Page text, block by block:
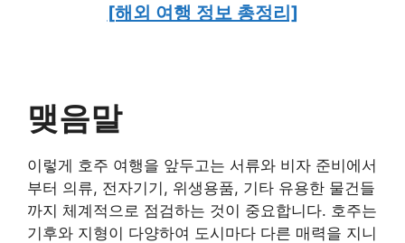
[해외 여행 정보 총정리]
맺음말
이렇게 호주 여행을 앞두고는 서류와 비자 준비에서
부터 의류, 전자기기, 위생용품, 기타 유용한 물건들
까지 체계적으로 점검하는 것이 중요합니다. 호주는
기후와 지형이 다양하여 도시마다 다른 매력을 지니